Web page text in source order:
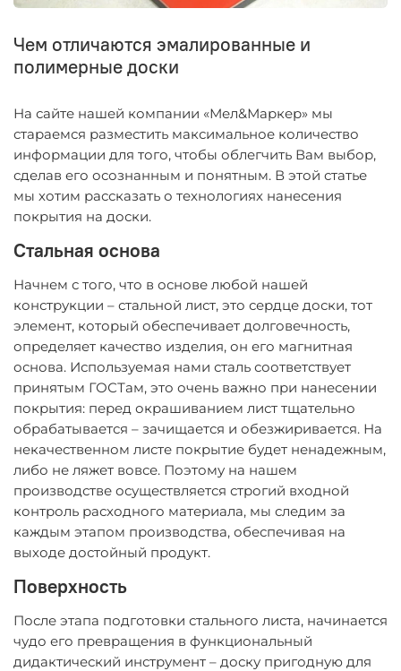
Чем отличаются эмалированные и
полимерные доски
На сайте нашей компании «Мел&Маркер» мы
стараемся разместить максимальное количество
информации для того, чтобы облегчить Вам выбор,
сделав его осознанным и понятным. В этой статье
мы хотим рассказать о технологиях нанесения
покрытия на доски.
Стальная основа
Начнем с того, что в основе любой нашей
конструкции – стальной лист, это сердце доски, тот
элемент, который обеспечивает долговечность,
определяет качество изделия, он его магнитная
основа. Используемая нами сталь соответствует
принятым ГОСТам, это очень важно при нанесении
покрытия: перед окрашиванием лист тщательно
обрабатывается – зачищается и обезжиривается. На
некачественном листе покрытие будет ненадежным,
либо не ляжет вовсе. Поэтому на нашем
производстве осуществляется строгий входной
контроль расходного материала, мы следим за
каждым этапом производства, обеспечивая на
выходе достойный продукт.
Поверхность
После этапа подготовки стального листа, начинается
чудо его превращения в функциональный
дидактический инструмент – доску пригодную для